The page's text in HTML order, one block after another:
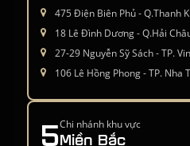
CÔNG TY TNHH NỘI THẤT
Mộc Tinh Hoa là thương
vực thiết kế và thi công nội
phẩm phụ kiện nội thất, gia
trúc sư nhiều kinh nghiệm.